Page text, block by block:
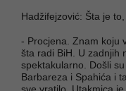
Hadžifejzović: Šta je
- Procjena. Znam koju
šta radi BiH. U zadnjih
spektakularno. Došli
Barbareza i Spahića i